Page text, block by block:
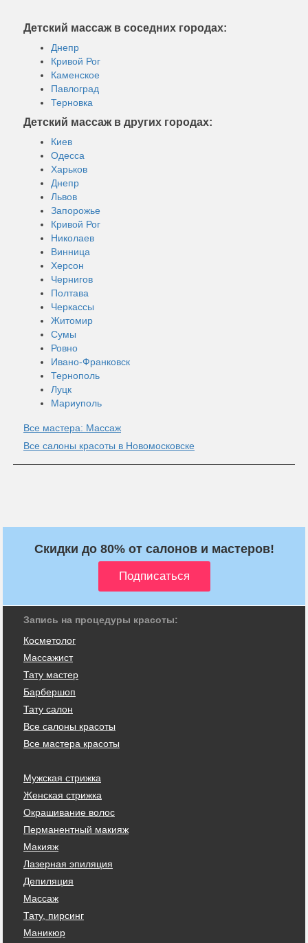
Детский массаж в соседних городах:
Днепр
Кривой Рог
Каменское
Павлоград
Терновка
Детский массаж в других городах:
Киев
Одесса
Харьков
Днепр
Львов
Запорожье
Кривой Рог
Николаев
Винница
Херсон
Чернигов
Полтава
Черкассы
Житомир
Сумы
Ровно
Ивано-Франковск
Тернополь
Луцк
Мариуполь
Все мастера: Массаж
Все салоны красоты в Новомосковске
Скидки до 80% от салонов и мастеров!
Запись на процедуры красоты:
Косметолог
Массажист
Тату мастер
Барбершоп
Тату салон
Все салоны красоты
Все мастера красоты
Мужская стрижка
Женская стрижка
Окрашивание волос
Перманентный макияж
Макияж
Лазерная эпиляция
Депиляция
Массаж
Тату, пирсинг
Маникюр